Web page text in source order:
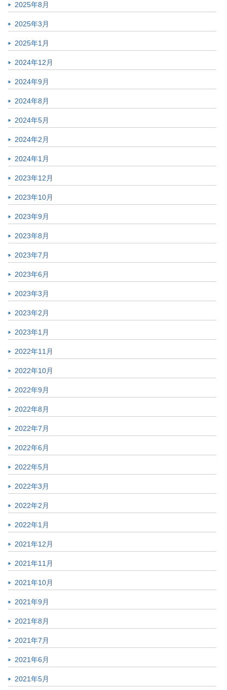
2025年8月
2025年3月
2025年1月
2024年12月
2024年9月
2024年8月
2024年5月
2024年2月
2024年1月
2023年12月
2023年10月
2023年9月
2023年8月
2023年7月
2023年6月
2023年3月
2023年2月
2023年1月
2022年11月
2022年10月
2022年9月
2022年8月
2022年7月
2022年6月
2022年5月
2022年3月
2022年2月
2022年1月
2021年12月
2021年11月
2021年10月
2021年9月
2021年8月
2021年7月
2021年6月
2021年5月